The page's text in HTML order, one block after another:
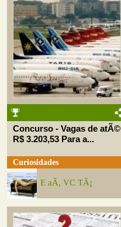
Concurso - Vagas de atÃ©
R$ 3.203,53 Para a...
Curiosidades
E aÃ­, VC TÃ¡